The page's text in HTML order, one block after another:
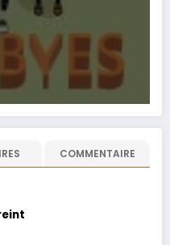
COMMENTAIRE